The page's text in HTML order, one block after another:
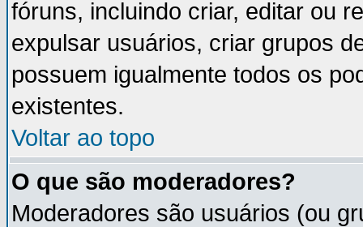
fóruns, incluindo criar, editar ou
expulsar usuários, criar grupos
possuem igualmente todos os
existentes.
Voltar ao topo
O que são moderadores?
Moderadores são usuários (ou